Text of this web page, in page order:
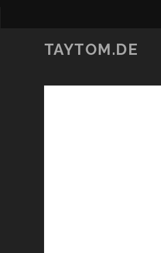
TAYTOM.DE